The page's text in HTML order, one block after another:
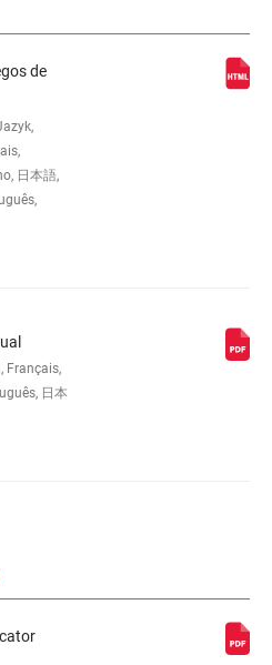
de
日本語,
Français,
日本